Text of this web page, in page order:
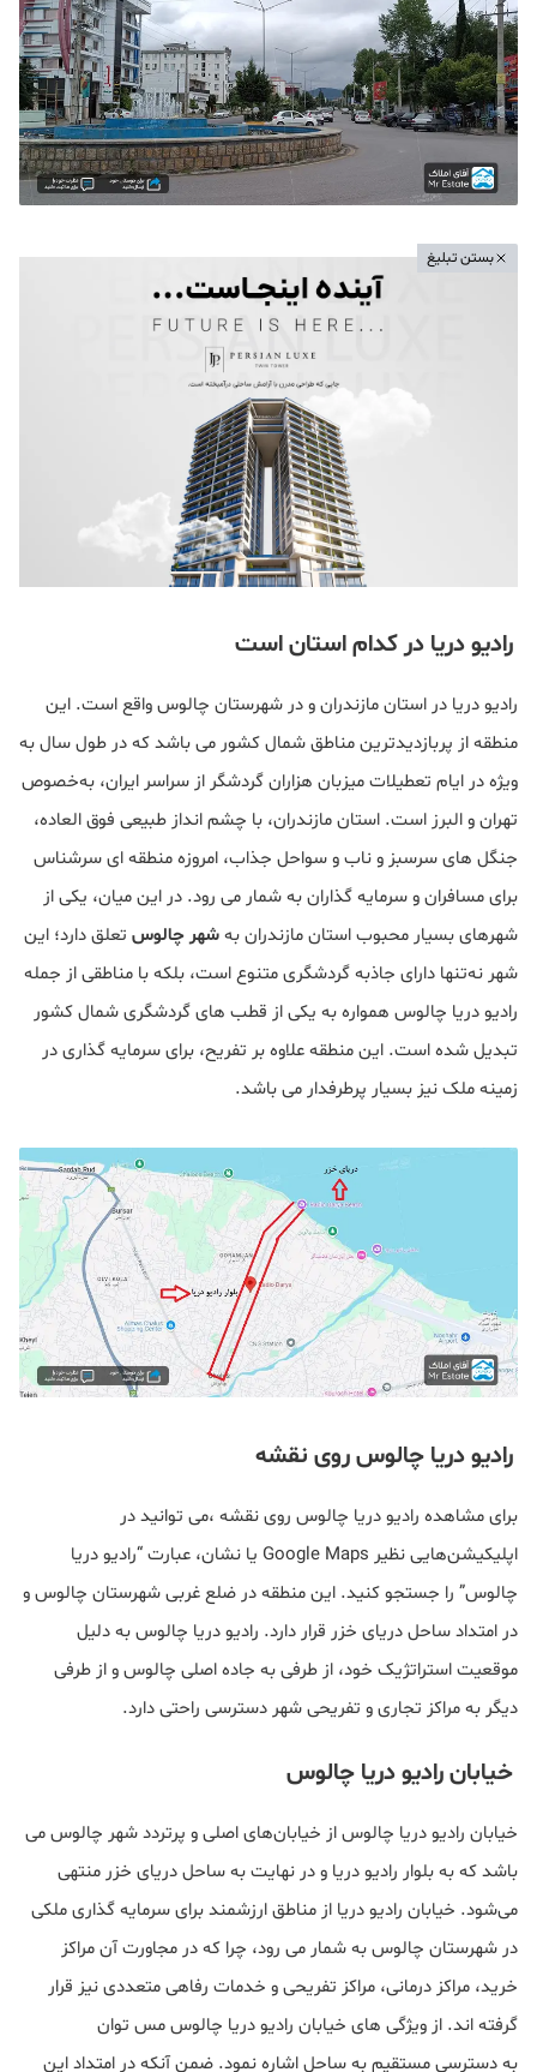
بستن تبلیغ
رادیو دریا در کدام استان است
رادیو دریا در استان مازندران و در شهرستان چالوس واقع است. این
منطقه از پربازدیدترین مناطق شمال کشور می باشد که در طول سال به
ویژه در ایام تعطیلات میزبان هزاران گردشگر از سراسر ایران، به‌خصوص
تهران و البرز است. استان مازندران، با چشم انداز طبیعی فوق العاده،
جنگل‌ های سرسبز و ناب و سواحل جذاب، امروزه منطقه ای سرشناس
برای مسافران و سرمایه‌ گذاران به شمار می رود. در این میان، یکی از
شهرهای بسیار محبوب استان مازندران بهشهر چالوس تعلق دارد؛ این
شهر نه‌تنها دارای جاذبه‌ گردشگری متنوع است، بلکه با مناطقی از جمله
رادیو دریا چالوس همواره به یکی از قطب‌ های گردشگری شمال کشور
تبدیل شده است. این منطقه علاوه بر تفریح، برای سرمایه‌ گذاری در
زمینه ملک نیز بسیار پرطرفدار می باشد.
رادیو دریا چالوس روی نقشه
برای مشاهده رادیو دریا چالوس روی نقشه ،می توانید در
اپلیکیشن‌هایی نظیر Google Maps یا نشان، عبارت “رادیو دریا
چالوس” را جستجو کنید. این منطقه در ضلع غربی شهرستان چالوس و
در امتداد ساحل دریای خزر قرار دارد. رادیو دریا چالوس به دلیل
موقعیت استراتژیک خود، از طرفی به جاده اصلی چالوس و از طرفی
دیگر به مراکز تجاری و تفریحی شهر دسترسی راحتی دارد.
خیابان رادیو دریا چالوس
خیابان رادیو دریا چالوس از خیابان‌های اصلی و پرتردد شهر چالوس می
باشد که به بلوار رادیو دریا و در نهایت به ساحل دریای خزر منتهی
می‌شود. خیابان رادیو دریا از مناطق ارزشمند برای سرمایه‌ گذاری ملکی
در شهرستان چالوس به شمار می رود، چرا که در مجاورت آن مراکز
خرید، مراکز درمانی، مراکز تفریحی و خدمات رفاهی متعددی نیز قرار
گرفته اند. از ویژگی‌ های خیابان رادیو دریا چالوس مس توان
به دسترسی مستقیم به ساحل اشاره نمود. ضمن آنکه در امتداد این